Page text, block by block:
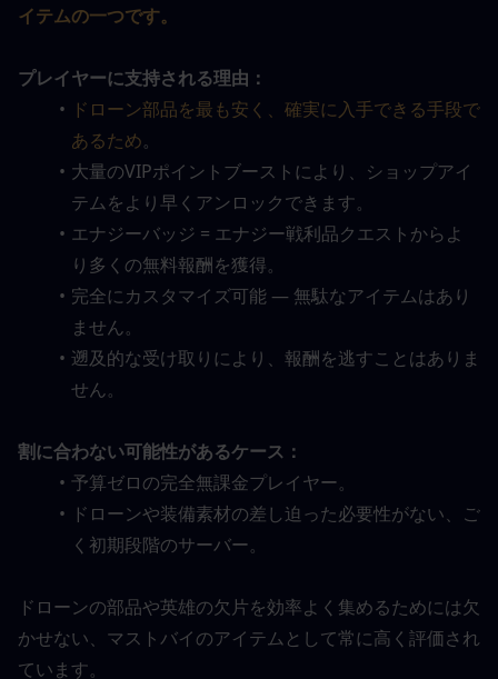
イテムの一つです。
プレイヤーに支持される理由：
ドローン部品を最も安く、確実に入手できる手段で
あるため。
大量のVIPポイントブーストにより、ショップアイ
テムをより早くアンロックできます。
エナジーバッジ = エナジー戦利品クエストからよ
り多くの無料報酬を獲得。
完全にカスタマイズ可能 — 無駄なアイテムはあり
ません。
遡及的な受け取りにより、報酬を逃すことはありま
せん。
割に合わない可能性があるケース：
予算ゼロの完全無課金プレイヤー。
ドローンや装備素材の差し迫った必要性がない、ご
く初期段階のサーバー。
ドローンの部品や英雄の欠片を効率よく集めるためには欠
かせない、マストバイのアイテムとして常に高く評価され
ています。